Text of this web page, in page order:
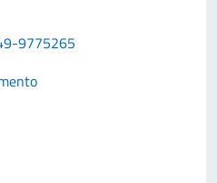
9775265